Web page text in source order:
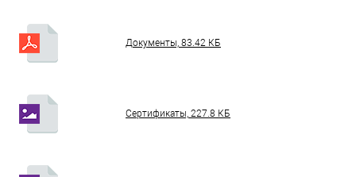
Документы, 83.42 КБ
Сертификаты, 227.8 КБ